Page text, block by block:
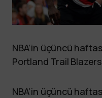
NBA’in üçüncü
Portland Trail
NBA’in üçüncü